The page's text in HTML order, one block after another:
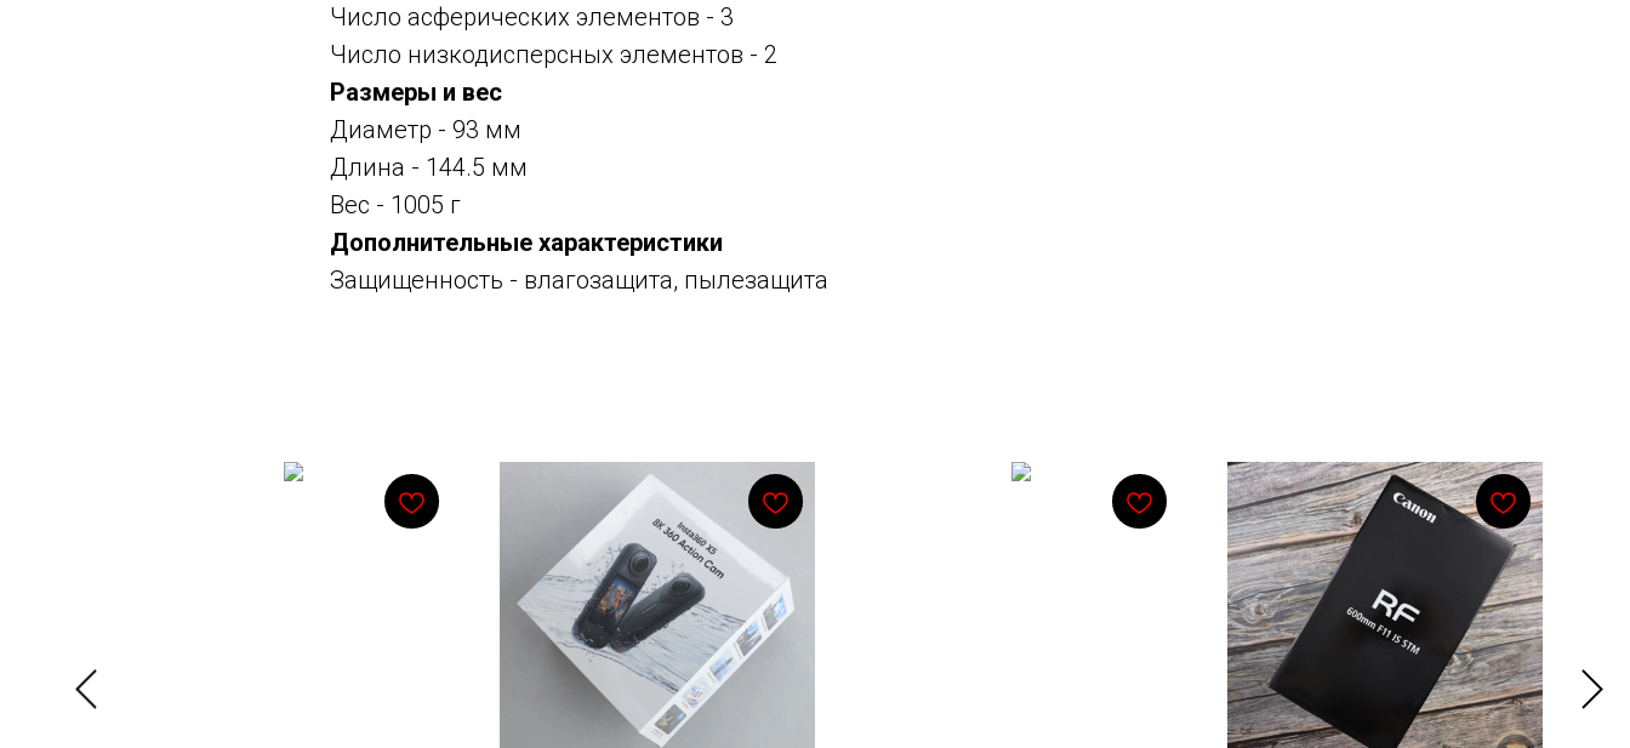
Число асферических элементов - 3
Число низкодисперсных элементов - 2
Размеры и вес
Диаметр - 93 мм
Длина - 144.5 мм
Вес - 1005 г
Дополнительные характеристики
Защищенность - влагозащита, пылезащита